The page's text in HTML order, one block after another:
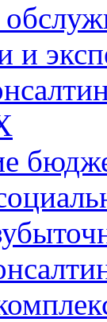
и